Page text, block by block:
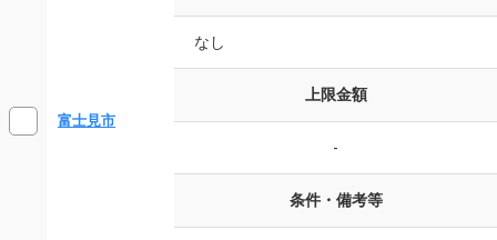
富士見市
なし
上限金額
-
条件・備考等